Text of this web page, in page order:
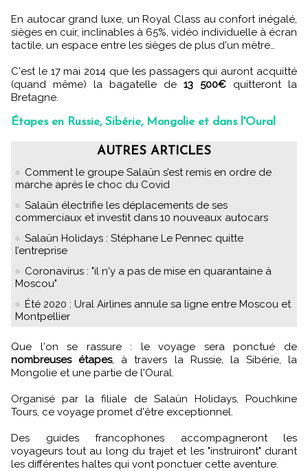
En autocar grand luxe, un Royal Class au confort inégalé,
sièges en cuir, inclinables à 65%, vidéo individuelle à écran
tactile, un espace entre les sièges de plus d'un mètre…
C'est le 17 mai 2014 que les passagers qui auront acquitté
(quand même) la bagatelle de 13 500€ quitteront la
Bretagne.
Étapes en Russie, Sibérie, Mongolie et dans l'Oural
AUTRES ARTICLES
Comment le groupe Salaün s’est remis en ordre de
marche après le choc du Covid
Salaün électrifie les déplacements de ses
commerciaux et investit dans 10 nouveaux autocars
Salaün Holidays : Stéphane Le Pennec quitte
l’entreprise
Coronavirus : "il n'y a pas de mise en quarantaine à
Moscou"
Été 2020 : Ural Airlines annule sa ligne entre Moscou et
Montpellier
Que l'on se rassure : le voyage sera ponctué de
nombreuses étapes, à travers la Russie, la Sibérie, la
Mongolie et une partie de l'Oural.
Organisé par la filiale de Salaün Holidays, Pouchkine
Tours, ce voyage promet d'être exceptionnel.
Des guides francophones accompagneront les
voyageurs tout au long du trajet et les "instruiront" durant
les différentes haltes qui vont ponctuer cette aventure.